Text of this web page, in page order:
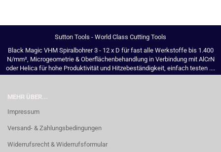
Sutton Tools - World Class Cutting Tools
Black Magic VHM Spiralbohrer 3 - 12 x D für fast alle Werkstoffe bis 1.400
N/mm², Microgeometrie & Oberflächenbehandlung in Verbindung mit AlCrN
oder Helica für hohe Produktivität und Hitzebeständigkeit, einfach testen ....
MEHR ÜBER...
Impressum
Versand- & Zahlungsbedingungen
Widerrufsrecht & Widerrufsformular